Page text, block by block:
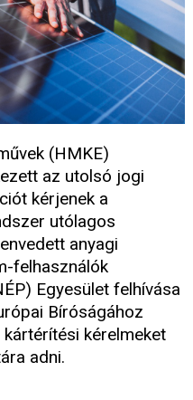
(HMKE)
az utolsó jogi
kérjenek a
utólagos
anyagi
felhasználók
Egyesület felhívása
Bíróságához
kérelmeket
adni.